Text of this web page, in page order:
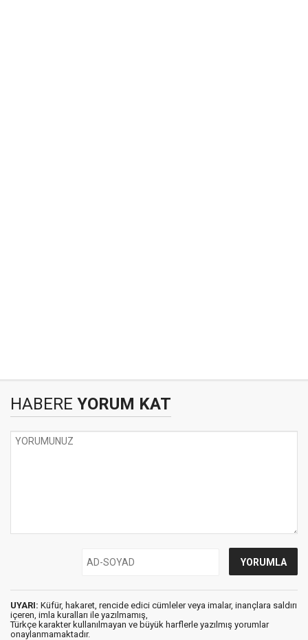
HABERE YORUM KAT
UYARI: Küfür, hakaret, rencide edici cümleler veya imalar, inançlara saldırı
içeren, imla kuralları ile yazılmamış,
Türkçe karakter kullanılmayan ve büyük harflerle yazılmış yorumlar
onaylanmamaktadır.